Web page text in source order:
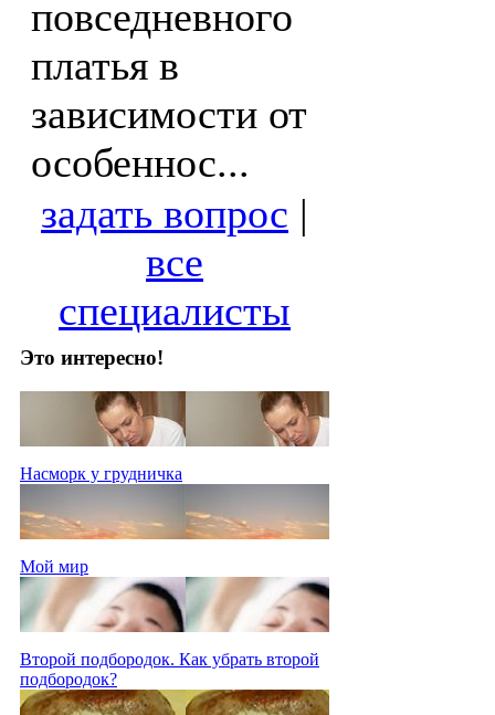
повседневного
платья в
зависимости от
особеннос...
задать вопрос |
все
специалисты
Это интересно!
Насморк у грудничка
Мой мир
Второй подбородок. Как убрать второй
подбородок?